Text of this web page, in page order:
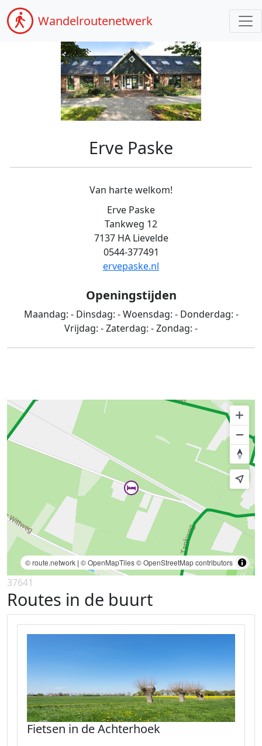
Wandelroutenetwerk
Erve Paske
Van harte welkom!
Erve Paske
Tankweg 12
7137 HA Lievelde
0544-377491
ervepaske.nl
Openingstijden
Maandag: - Dinsdag: -Woensdag: - Donderdag: -
Vrijdag: -Zaterdag: -Zondag: -
© route.network | © OpenMapTiles© OpenStreetMap contributors
37641
Routes in de buurt
Fietsen in de Achterhoek